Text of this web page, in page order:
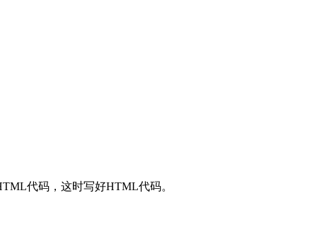
代码，这时写好HTML代码。